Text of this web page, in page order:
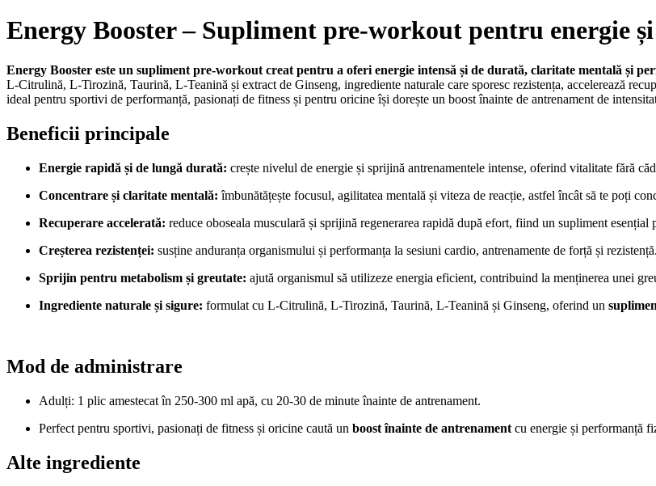
Energy Booster – Supliment pre-workout pentru energie
Energy Booster este un supliment pre-workout creat pentru a oferi energie intensă și de durată, claritate mentală și
L-Citrulină, L-Tirozină, Taurină, L-Teanină și extract de Ginseng, ingrediente naturale care sporesc rezistența, accelerează
ideal pentru sportivi de performanță, pasionați de fitness și pentru oricine își dorește un boost înainte de antrenament de
Beneficii principale
Energie rapidă și de lungă durată: crește nivelul de energie și sprijină antrenamentele intense, oferind vitalitate fără
Concentrare și claritate mentală: îmbunătățește focusul, agilitatea mentală și viteza de reacție, astfel încât să te poți
Recuperare accelerată: reduce oboseala musculară și sprijină regenerarea rapidă după efort, fiind un supliment
Creșterea rezistenței: susține anduranța organismului și performanța la sesiuni cardio, antrenamente de forță și rezistență.
Sprijin pentru metabolism și greutate: ajută organismul să utilizeze energia eficient, contribuind la menținerea unei
Ingrediente naturale și sigure: formulat cu L-Citrulină, L-Tirozină, Taurină, L-Teanină și Ginseng, oferind un
Mod de administrare
Adulți: 1 plic amestecat în 250-300 ml apă, cu 20-30 de minute înainte de antrenament.
Perfect pentru sportivi, pasionați de fitness și oricine caută un boost înainte de antrenament cu energie și performanță
Alte ingrediente